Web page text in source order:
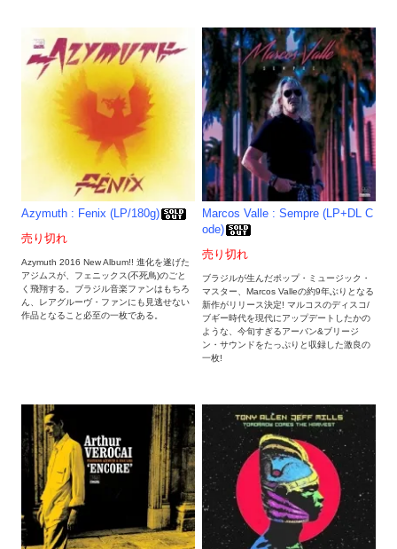
Azymuth : Fenix (LP/180g)
売り切れ
Azymuth 2016 New Album!! 進化を遂げた
アジムスが、フェニックス(不死鳥)のごと
く飛翔する。ブラジル音楽ファンはもちろ
ん、レアグルーヴ・ファンにも見逃せない
作品となること必至の一枚である。
Marcos Valle : Sempre (LP+DL C
ode)
売り切れ
ブラジルが生んだポップ・ミュージック・
マスター、Marcos Valleの約9年ぶりとなる
新作がリリース決定! マルコスのディスコ/
ブギー時代を現代にアップデートしたかの
ような、今旬すぎるアーバン&ブリージ
ン・サウンドをたっぷりと収録した激良の
一枚!